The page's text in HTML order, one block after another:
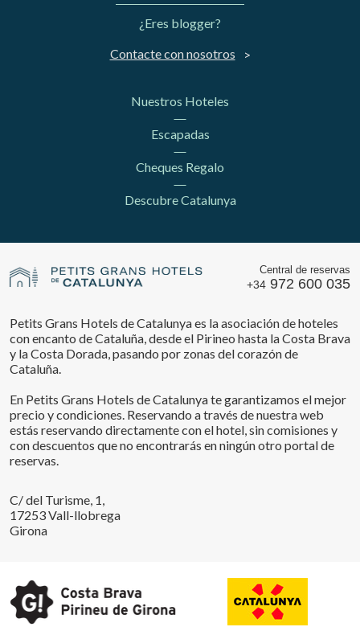
¿Eres blogger?
Contacte con nosotros
Nuestros Hoteles
Escapadas
Cheques Regalo
Descubre Catalunya
Central de reservas
+34 972 600 035
Petits Grans Hotels de Catalunya es la asociación de hoteles
con encanto de Cataluña, desde el Pirineo hasta la Costa Brava
y la Costa Dorada, pasando por zonas del corazón de
Cataluña.
En Petits Grans Hotels de Catalunya te garantizamos el mejor
precio y condiciones. Reservando a través de nuestra web
estás reservando directamente con el hotel, sin comisiones y
con descuentos que no encontrarás en ningún otro portal de
reservas.
C/ del Turisme, 1,
17253 Vall-llobrega
Girona